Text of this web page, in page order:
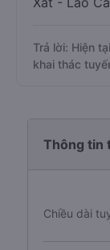
Trả lời: Hiện
khai thác
Thông tin
Chiều dài